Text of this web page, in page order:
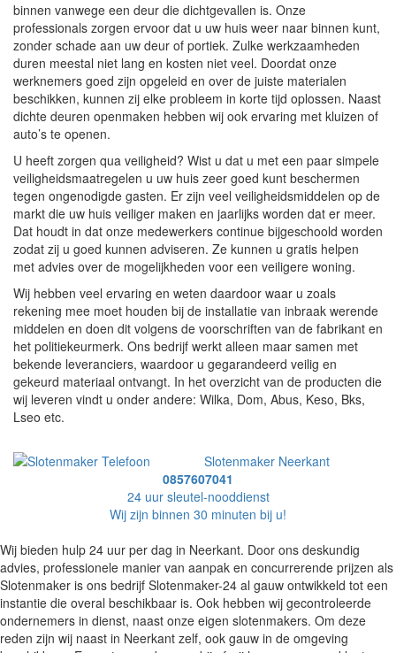
binnen vanwege een deur die dichtgevallen is. Onze
professionals zorgen ervoor dat u uw huis weer naar binnen kunt,
zonder schade aan uw deur of portiek. Zulke werkzaamheden
duren meestal niet lang en kosten niet veel. Doordat onze
werknemers goed zijn opgeleid en over de juiste materialen
beschikken, kunnen zij elke probleem in korte tijd oplossen. Naast
dichte deuren openmaken hebben wij ook ervaring met kluizen of
auto’s te openen.
U heeft zorgen qua veiligheid? Wist u dat u met een paar simpele
veiligheidsmaatregelen u uw huis zeer goed kunt beschermen
tegen ongenodigde gasten. Er zijn veel veiligheidsmiddelen op de
markt die uw huis veiliger maken en jaarlijks worden dat er meer.
Dat houdt in dat onze medewerkers continue bijgeschoold worden
zodat zij u goed kunnen adviseren. Ze kunnen u gratis helpen
met advies over de mogelijkheden voor een veiligere woning.
Wij hebben veel ervaring en weten daardoor waar u zoals
rekening mee moet houden bij de installatie van inbraak werende
middelen en doen dit volgens de voorschriften van de fabrikant en
het politiekeurmerk. Ons bedrijf werkt alleen maar samen met
bekende leveranciers, waardoor u gegarandeerd veilig en
gekeurd materiaal ontvangt. In het overzicht van de producten die
wij leveren vindt u onder andere: Wilka, Dom, Abus, Keso, Bks,
Lseo etc.
Slotenmaker Neerkant
0857607041
24 uur sleutel-nooddienst
Wij zijn binnen 30 minuten bij u!
Wij bieden hulp 24 uur per dag in Neerkant. Door ons deskundig
advies, professionele manier van aanpak en concurrerende prijzen als
Slotenmaker is ons bedrijf Slotenmaker-24 al gauw ontwikkeld tot een
instantie die overal beschikbaar is. Ook hebben wij gecontroleerde
ondernemers in dienst, naast onze eigen slotenmakers. Om deze
reden zijn wij naast in Neerkant zelf, ook gauw in de omgeving